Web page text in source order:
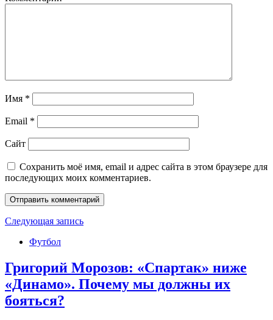
Имя *
Email *
Сайт
Сохранить моё имя, email и адрес сайта в этом браузере для
последующих моих комментариев.
Следующая запись
Футбол
Григорий Морозов: «Спартак» ниже
«Динамо». Почему мы должны их
бояться?